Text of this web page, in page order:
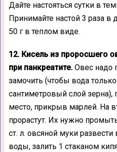
Дайте настояться сутки в
Принимайте настой 3 раза
50 г в теплом виде.
12. Кисель из проросшего
при панкреатите. Овес надо
замочить (чтобы вода
сантиметровый слой зерна),
место, прикрыв марлей. На
прорастут. Их нужно
ст. л. овсяной муки
воды, залить 1 стаканом